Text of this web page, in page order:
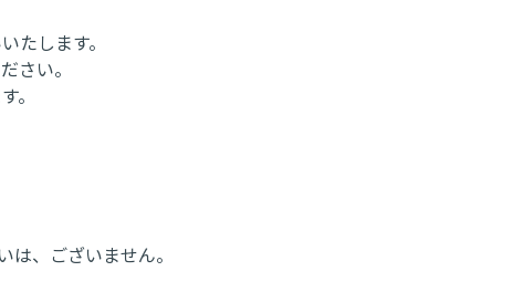
たします。
さい。
。
、ございません。